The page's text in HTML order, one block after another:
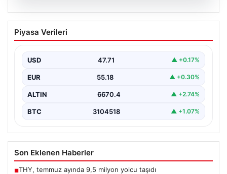
Uçak sert iniş yaptı: Pilot yaralandı
Piyasa Verileri
USD 47.71 ▲ +0.17%
EUR 55.18 ▲ +0.30%
ALTIN 6670.4 ▲ +2.74%
BTC 3104518 ▲ +1.07%
Son Eklenen Haberler
■THY, temmuz ayında 9,5 milyon yolcu taşıdı